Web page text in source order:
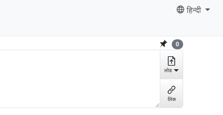
हिन्दी
0
लोड
लिंक